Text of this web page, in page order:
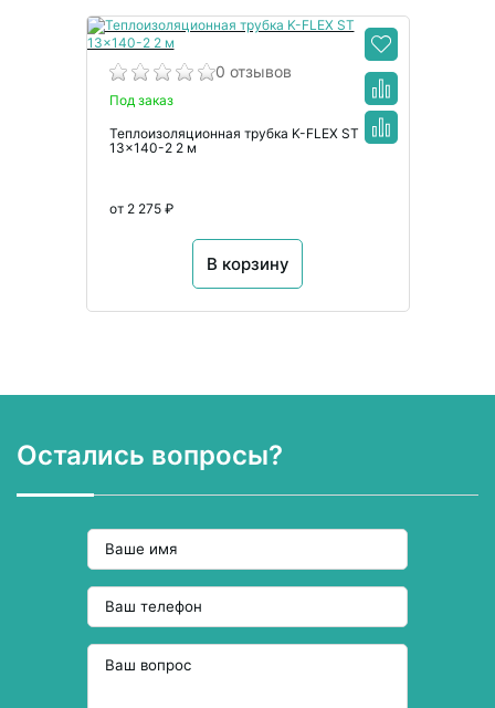
0 отзывов
Под заказ
Теплоизоляционная трубка K-FLEX ST
13x140-2 2 м
от 2 275 ₽
В корзину
Остались вопросы?